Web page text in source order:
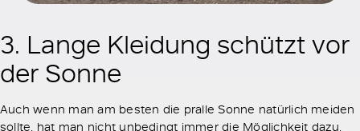
3. Lange Kleidung schützt vor
der Sonne
Auch wenn man am besten die pralle Sonne natürlich meiden
sollte, hat man nicht unbedingt immer die Möglichkeit dazu.